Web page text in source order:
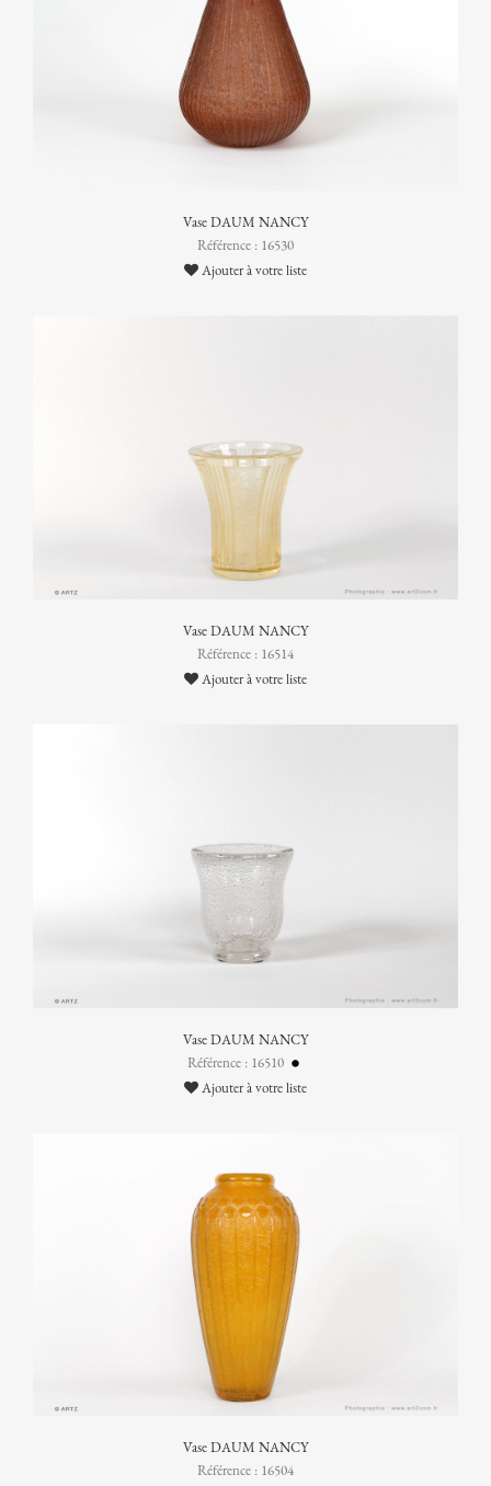
Vase DAUM NANCY
Référence : 16530
Ajouter à votre liste
Vase DAUM NANCY
Référence : 16514
Ajouter à votre liste
Vase DAUM NANCY
Référence : 16510
Ajouter à votre liste
Vase DAUM NANCY
Référence : 16504